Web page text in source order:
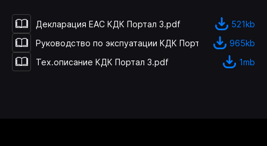
Декларация ЕАС КДК Портал 3.pdf
521kb
Руководство по экспуатации КДК Портал 3.pdf965kb
Тех.описание КДК Портал 3.pdf 1mb